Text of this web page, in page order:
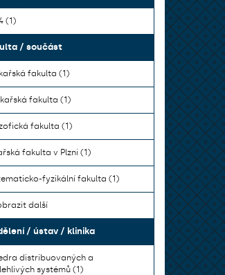
(1)
/ součást
fakulta (1)
fakulta (1)
fakulta (1)
fakulta v Plzni (1)
fyzikální fakulta (1)
další
/ ústav / klinika
distribuovaných a
systémů (1)